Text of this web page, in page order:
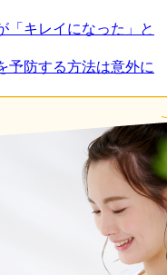
「キレイになった」と
予防する方法は意外に